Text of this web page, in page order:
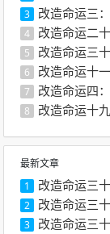
3 改造命运三
4 改造命运二
5 改造命运三
6 改造命运十
7 改造命运四
8 改造命运十
最新文章
1
改造命运三
2 改造命运三
3 改造命运三